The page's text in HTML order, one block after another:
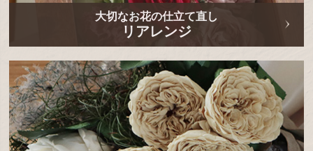
大切なお花の仕立て直し
リアレンジ